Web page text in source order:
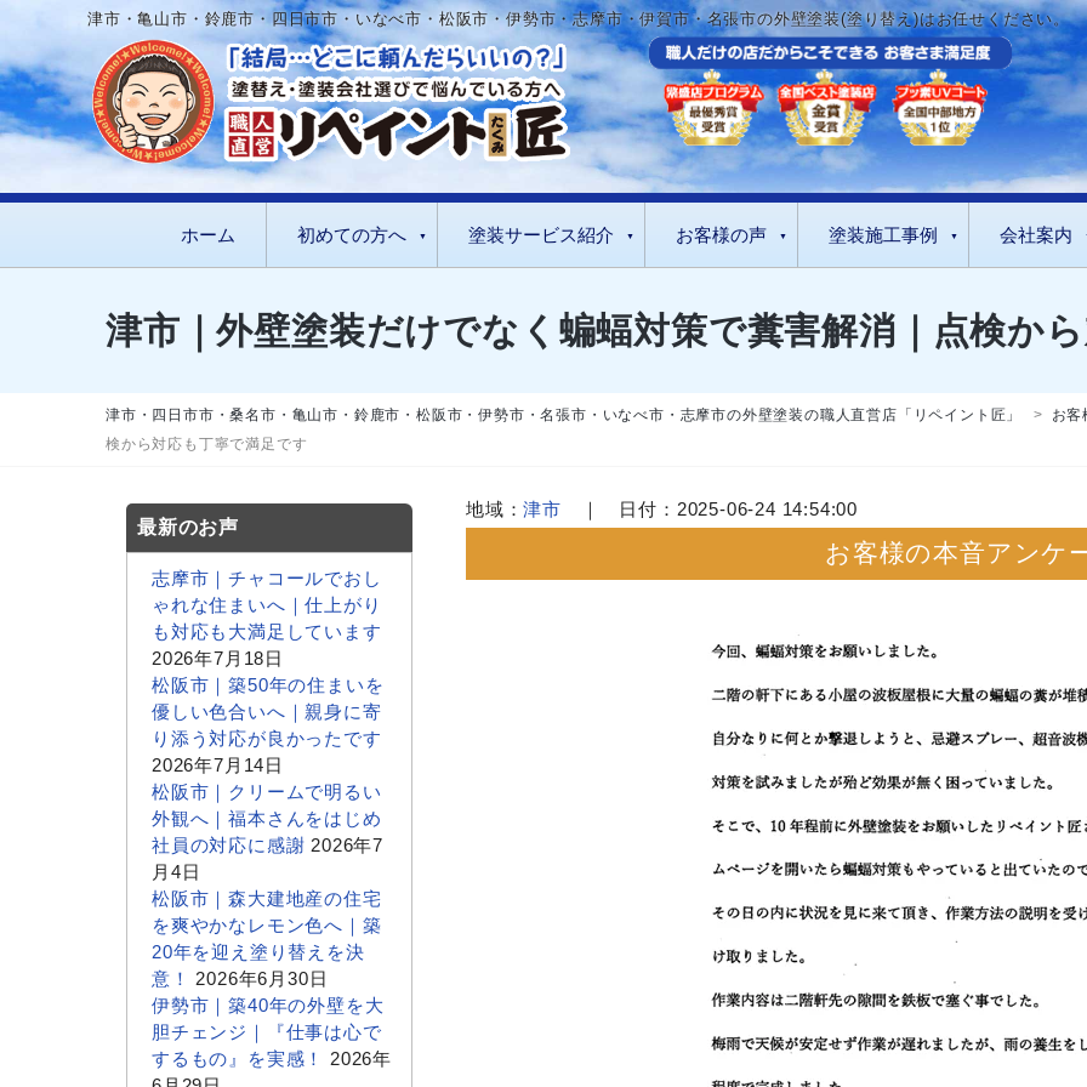
津市・亀山市・鈴鹿市・四日市市・いなべ市・松阪市・伊勢市・志摩市・伊賀市・名張市の外壁塗装(塗り替え)はお任せください。
ホーム 初めての方へ 塗装サービス紹介 お客様の声 塗装施工事例 会社案内
津市｜外壁塗装だけでなく蝙蝠対策で糞害解消｜点検か
津市・四日市市・桑名市・亀山市・鈴鹿市・松阪市・伊勢市・名張市・いなべ市・志摩市の外壁塗装の職人直営店「リペイント匠」 >
お客
検から対応も丁寧で満足です
地域：津市 ｜ 日付：2025-06-24 14:54:00
お客様の本音アンケ
最新のお声
志摩市｜チャコールでおし
ゃれな住まいへ｜仕上がり
も対応も大満足しています
2026年7月18日
松阪市｜築50年の住まいを
優しい色合いへ｜親身に寄
り添う対応が良かったです
2026年7月14日
松阪市｜クリームで明るい
外観へ｜福本さんをはじめ
社員の対応に感謝 2026年7
月4日
松阪市｜森大建地産の住宅
を爽やかなレモン色へ｜築
20年を迎え塗り替えを決
意！
2026年6月30日
伊勢市｜築40年の外壁を大
胆チェンジ｜『仕事は心で
するもの』を実感！
2026年